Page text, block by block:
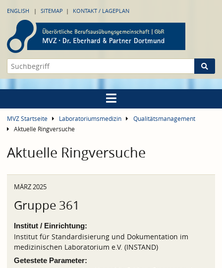
ENGLISH SITEMAP KONTAKT / LAGEPLAN
MVZ Startseite Laboratoriumsmedizin
Qualitätsmanagement
Aktuelle Ringversuche
Aktuelle Ringversuche
MÄRZ 2025
Gruppe 361
Institut / Einrichtung:
Institut für Standardisierung und Dokumentation im
medizinischen Laboratorium e.V. (INSTAND)
Getestete Parameter: